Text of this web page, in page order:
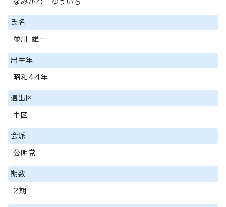
氏名
並川 雄一
出生年
昭和44年
選出区
中区
会派
公明党
期数
2期